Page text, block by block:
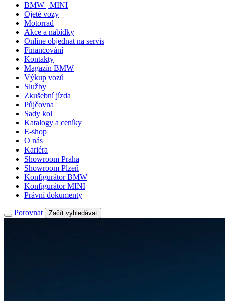
BMW | MINI
Ojeté vozy
Motorrad
Akce a nabídky
Online objednat na servis
Financování
Kontakty
Magazín BMW
Výkup vozů
Služby
Zkušební jízda
Půjčovna
Sady kol
Katalogy a ceníky
E-shop
O nás
Kariéra
Showroom Praha
Showroom Plzeň
Konfigurátor BMW
Konfigurátor MINI
Právní dokumenty
Porovnat Začít vyhledávat